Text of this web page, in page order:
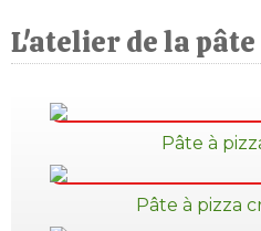
L'atelier de la pâte
Pâte à
Pâte à pizza